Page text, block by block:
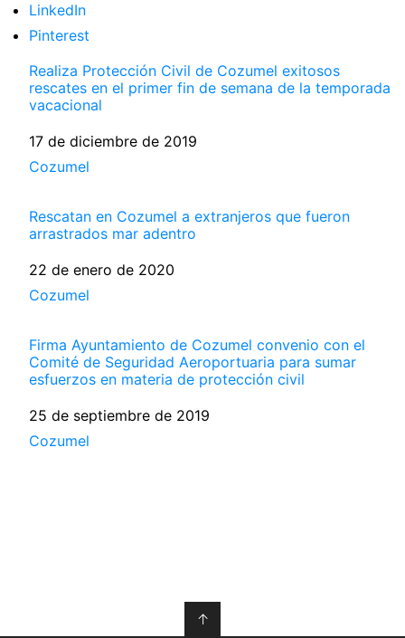
LinkedIn
Pinterest
Realiza Protección Civil de Cozumel exitosos
rescates en el primer fin de semana de la temporada
vacacional
Fecha
17 de diciembre de 2019
Respecto a
Cozumel
Rescatan en Cozumel a extranjeros que fueron
arrastrados mar adentro
Fecha
22 de enero de 2020
Respecto a
Cozumel
Firma Ayuntamiento de Cozumel convenio con el
Comité de Seguridad Aeroportuaria para sumar
esfuerzos en materia de protección civil
Fecha
25 de septiembre de 2019
Respecto a
Cozumel
↑